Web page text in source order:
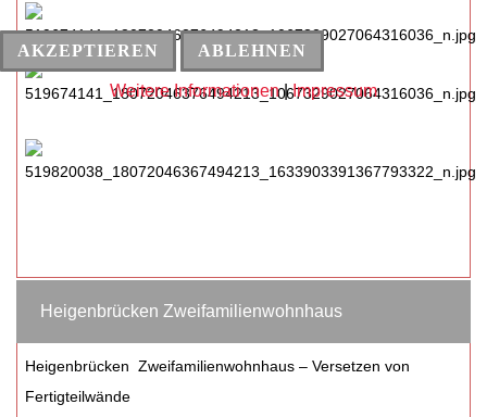
Heigenbrücken Zweifamilienwohnhaus
Heigenbrücken Zweifamilienwohnhaus – Versetzen von
Fertigteilwände
AKZEPTIEREN ABLEHNEN
Weitere Informationen|Impressum